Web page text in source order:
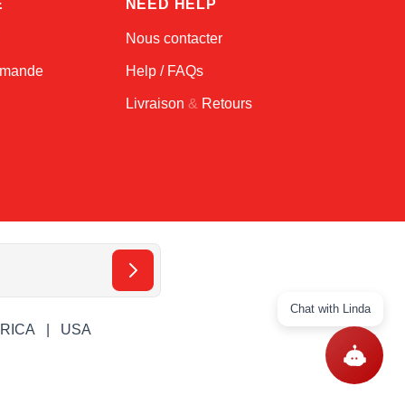
NEED HELP
Nous contacter
Help / FAQs
Livraison & Retours
USA
Chat with Linda